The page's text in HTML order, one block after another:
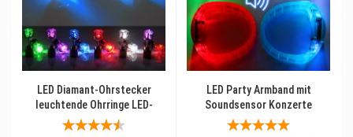
LED Diamant-Ohrstecker
leuchtende Ohrringe LED-
Fashion
LED Party Armband mit
Soundsensor Konzerte
Festivals & Events